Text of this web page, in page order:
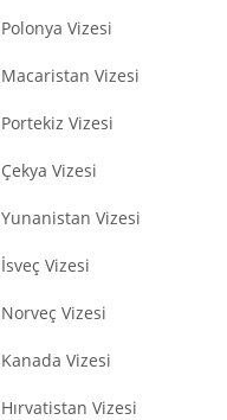
Polonya Vizesi
Macaristan Vizesi
Portekiz Vizesi
Çekya Vizesi
Yunanistan Vizesi
İsveç Vizesi
Norveç Vizesi
Kanada Vizesi
Hırvatistan Vizesi